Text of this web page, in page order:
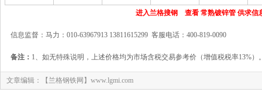
进入兰格搜钢 查看 常熟镀锌管 供求信
信息监督：马力：010-63967913 13811615299 客服电话：400-819-0090
备注： 1、如无特殊说明，上述价格均为市场含税交易参考价（增值税税率13%）
文章编辑：【兰格钢铁网】www.lgmi.com